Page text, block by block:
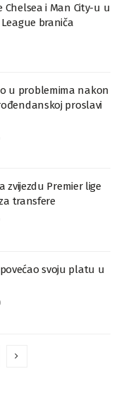
i Man City-u u
braniča
u problemima nakon
proslavi
zvijezdu Premier lige
transfere
svoju platu u